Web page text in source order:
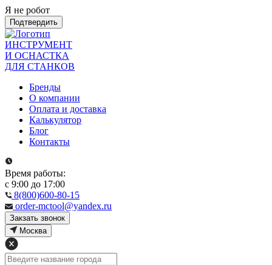
Я не робот
Подтвердить
ИНСТРУМЕНТ
И ОСНАСТКА
ДЛЯ СТАНКОВ
Бренды
О компании
Оплата и доставка
Калькулятор
Блог
Контакты
Время работы:
с 9:00 до 17:00
8(800)600-80-15
order-mctool@yandex.ru
Закзать звонок
Москва